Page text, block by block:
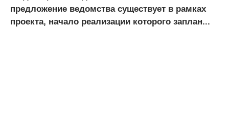
предложение ведомства существует в рамках
проекта, начало реализации которого заплан...